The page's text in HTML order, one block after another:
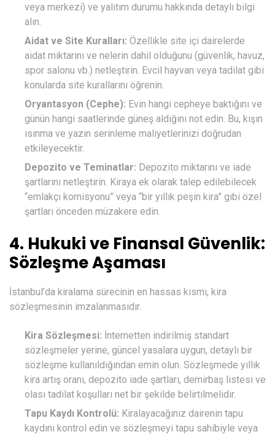
veya merkezi) ve yalıtım durumu hakkında detaylı bilgi
alın.
Aidat ve Site Kuralları: Özellikle site içi dairelerde
aidat miktarını ve nelerin dahil olduğunu (güvenlik, havuz,
spor salonu vb.) netleştirin. Evcil hayvan veya tadilat gibi
konularda site kurallarını öğrenin.
Oryantasyon (Cephe): Evin hangi cepheye baktığını ve
günün hangi saatlerinde güneş aldığını not edin. Bu, kışın
ısınma ve yazın serinleme maliyetlerinizi doğrudan
etkileyecektir.
Depozito ve Teminatlar: Depozito miktarını ve iade
şartlarını netleştirin. Kiraya ek olarak talep edilebilecek
“emlakçı komisyonu” veya “bir yıllık peşin kira” gibi özel
şartları önceden müzakere edin.
4. Hukuki ve Finansal Güvenlik:
Sözleşme Aşaması
İstanbul’da kiralama sürecinin en hassas kısmı, kira
sözleşmesinin imzalanmasıdır.
Kira Sözleşmesi: İnternetten indirilmiş standart
sözleşmeler yerine, güncel yasalara uygun, detaylı bir
sözleşme kullanıldığından emin olun. Sözleşmede yıllık
kira artış oranı, depozito iade şartları, demirbaş listesi ve
olası tadilat koşulları net bir şekilde belirtilmelidir.
Tapu Kaydı Kontrolü: Kiralayacağınız dairenin tapu
kaydını kontrol edin ve sözleşmeyi tapu sahibiyle veya